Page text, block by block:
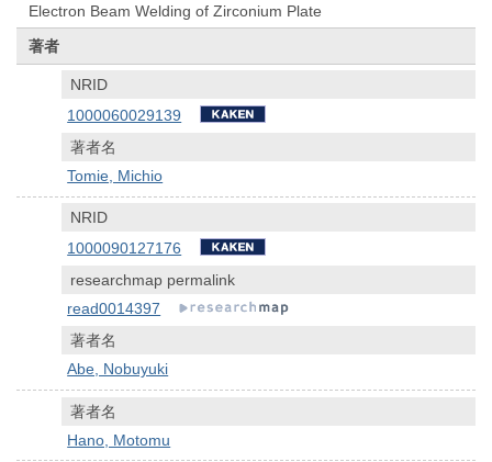
Electron Beam Welding of Zirconium Plate
著者
NRID
1000060029139
著者名
Tomie, Michio
NRID
1000090127176
researchmap permalink
read0014397
著者名
Abe, Nobuyuki
著者名
Hano, Motomu